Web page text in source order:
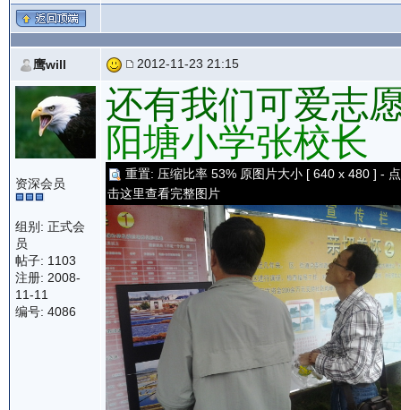
鹰will 2012-11-23 21:15
资深会员
组别: 正式会
员
帖子: 1103
注册: 2008-
11-11
编号: 4086
还有我们可爱志
阳塘小学张校长
重置: 压缩比率 53% 原图片大小 [ 640 x 480 ] - 点
击这里查看完整图片